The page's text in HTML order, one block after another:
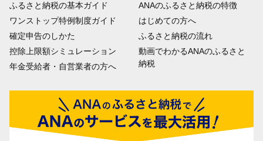
ふるさと納税の基本ガイド
ワンストップ特例制度ガイド
確定申告のしかた
控除上限額シミュレーション
年金受給者・自営業者の方へ
ANAのふるさと納税の特徴
はじめての方へ
ふるさと納税の流れ
動画でわかるANAのふるさと
納税